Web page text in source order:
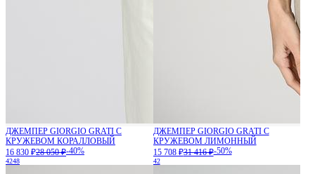
ДЖЕМПЕР GIORGIO GRATI С
КРУЖЕВОМ КОРАЛЛОВЫЙ
16 830 ₽28 050 ₽-40%
4248
ДЖЕМПЕР GIORGIO GRATI С
КРУЖЕВОМ ЛИМОННЫЙ
15 708 ₽31 416 ₽-50%
42